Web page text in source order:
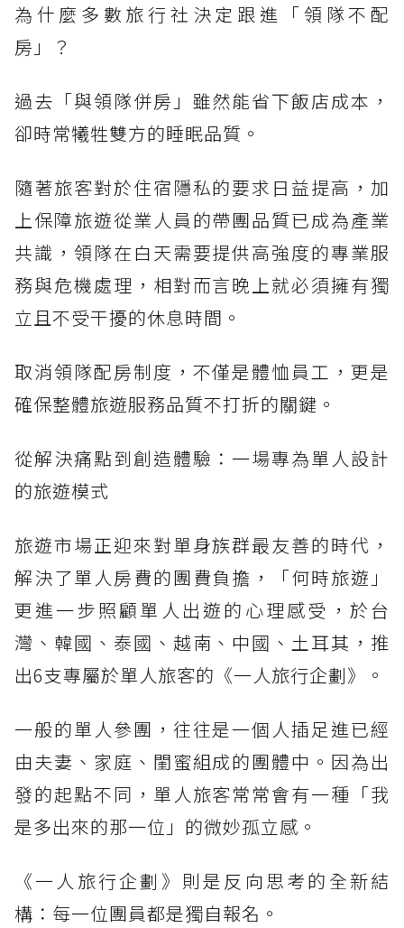
為什麼多數旅行社決定跟進「領隊不配
房」？
過去「與領隊併房」雖然能省下飯店成本，
卻時常犧牲雙方的睡眠品質。
隨著旅客對於住宿隱私的要求日益提高，加
上保障旅遊從業人員的帶團品質已成為產業
共識，領隊在白天需要提供高強度的專業服
務與危機處理，相對而言晚上就必須擁有獨
立且不受干擾的休息時間。
取消領隊配房制度，不僅是體恤員工，更是
確保整體旅遊服務品質不打折的關鍵。
從解決痛點到創造體驗：一場專為單人設計
的旅遊模式
旅遊市場正迎來對單身族群最友善的時代，
解決了單人房費的團費負擔，「何時旅遊」
更進一步照顧單人出遊的心理感受，於台
灣、韓國、泰國、越南、中國、土耳其，推
出6支專屬於單人旅客的《一人旅行企劃》。
一般的單人參團，往往是一個人插足進已經
由夫妻、家庭、閨蜜組成的團體中。因為出
發的起點不同，單人旅客常常會有一種「我
是多出來的那一位」的微妙孤立感。
《一人旅行企劃》則是反向思考的全新結
構：每一位團員都是獨自報名。